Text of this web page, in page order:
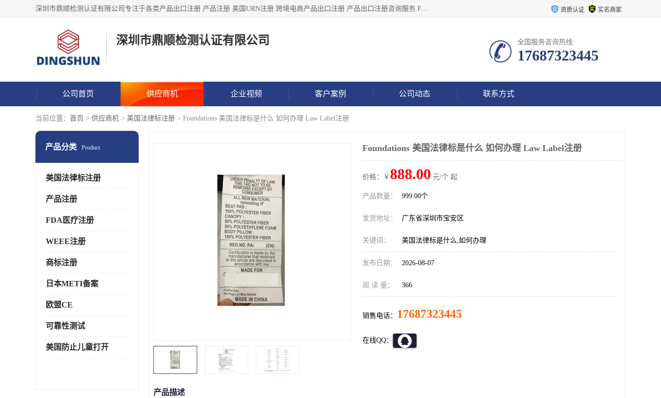
深圳市鼎顺检测认证有限公司专注于各类产品出口注册 产品注册 美国URN注册 跨境电商产品出口注册 产品出口注册咨询服务 FDA食品注册等我们是一家商务服务公司，为客户提供商标注册，本公司实力雄厚，能满足客户多种需求。 资质认证 实名商家
深圳市鼎顺检测认证有限公司 全国服务咨询热线:
17687323445
公司首页 供应商机 企业视频 客户案例 公司动态 联系方式
当前位置： 首页 > 供应商机 > 美国法律标注册 > Foundations 美国法律标是什么 如何办理 Law Label注册
产品分类 Product
美国法律标注册
产品注册
FDA医疗注册
WEEE注册
商标注册
日本METI备案
欧盟CE
可靠性测试
美国防止儿童打开
Foundations 美国法律标是什么 如何办理 Law Label注册
价格：￥ 888.00 元/个 起
产品数量： 999.00个
发货地址： 广东省深圳市宝安区
关键词： 美国法律标是什么,如何办理
发布日期： 2026-08-07
阅 读 量： 366
销售电话： 17687323445
在线QQ：
产品描述